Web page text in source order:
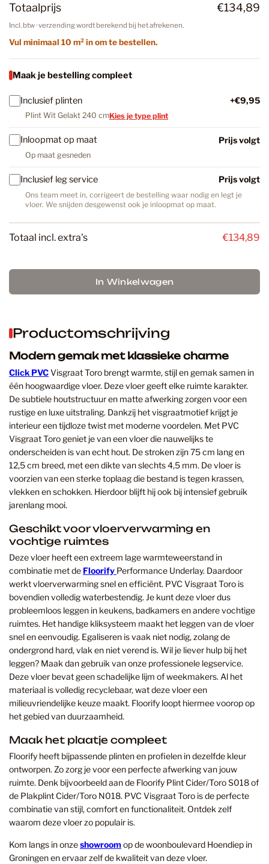
Totaalprijs €134,89
Incl. btw · verzending wordt berekend bij het afrekenen.
Vul minimaal 10 m² in om te bestellen.
Maak je bestelling compleet
Inclusief plinten +€9,95
Plint Wit Gelakt 240 cmKies je type plint
Inloopmat op maat Prijs volgt
Op maat gesneden
Inclusief leg service Prijs volgt
Ons team meet in, corrigeert de bestelling waar nodig en legt je
vloer. We snijden desgewenst ook je inloopmat op maat.
Totaal incl. extra's €134,89
In Winkelwagen
Productomschrijving
Modern gemak met klassieke charme
Click PVCVisgraat Toro brengt warmte, stijl en gemak samen in
één hoogwaardige vloer. Deze vloer geeft elke ruimte karakter.
De subtiele houtstructuur en matte afwerking zorgen voor een
rustige en luxe uitstraling. Dankzij het visgraatmotief krijgt je
interieur een tijdloze twist met moderne voordelen. Met PVC
Visgraat Toro geniet je van een vloer die nauwelijks te
onderscheiden is van echt hout. De stroken zijn 75 cm lang en
12,5 cm breed, met een dikte van slechts 4,5 mm. De vloer is
voorzien van een sterke toplaag die bestand is tegen krassen,
vlekken en schokken. Hierdoor blijft hij ook bij intensief gebruik
jarenlang mooi.
Geschikt voor vloerverwarming en
vochtige ruimtes
Deze vloer heeft een extreem lage warmteweerstand in
combinatie met de Floorify Performance Underlay. Daardoor
werkt vloerverwarming snel en efficiënt. PVC Visgraat Toro is
bovendien volledig waterbestendig. Je kunt deze vloer dus
probleemloos leggen in keukens, badkamers en andere vochtige
ruimtes. Het handige kliksysteem maakt het leggen van de vloer
snel en eenvoudig. Egaliseren is vaak niet nodig, zolang de
ondergrond hard, vlak en niet verend is. Wil je liever hulp bij het
leggen? Maak dan gebruik van onze professionele legservice.
Deze vloer bevat geen schadelijke lijm of weekmakers. Al het
materiaal is volledig recyclebaar, wat deze vloer een
milieuvriendelijke keuze maakt. Floorify loopt hiermee voorop op
het gebied van duurzaamheid.
Maak het plaatje compleet
Floorify heeft bijpassende plinten en profielen in dezelfde kleur
ontworpen. Zo zorg je voor een perfecte afwerking van jouw
ruimte. Denk bijvoorbeeld aan de Floorify Plint Cider/Toro S018 of
de Plakplint Cider/Toro N018. PVC Visgraat Toro is de perfecte
combinatie van stijl, comfort en functionaliteit. Ontdek zelf
waarom deze vloer zo populair is.
Kom langs in onzeshowroomop de woonboulevard Hoendiep in
Groningen en ervaar zelf de kwaliteit van deze vloer.